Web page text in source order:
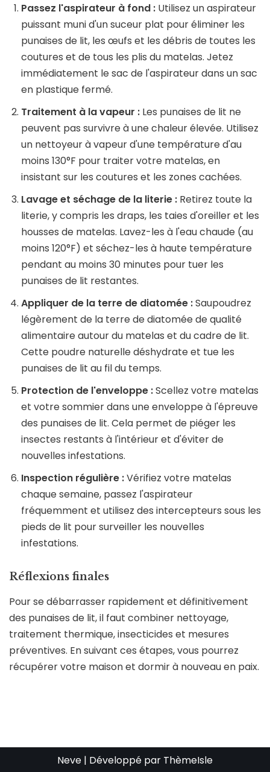
Passez l'aspirateur à fond : Utilisez un aspirateur
puissant muni d'un suceur plat pour éliminer les
punaises de lit, les œufs et les débris de toutes les
coutures et de tous les plis du matelas. Jetez
immédiatement le sac de l'aspirateur dans un sac
en plastique fermé.
Traitement à la vapeur : Les punaises de lit ne
peuvent pas survivre à une chaleur élevée. Utilisez
un nettoyeur à vapeur d'une température d'au
moins 130°F pour traiter votre matelas, en
insistant sur les coutures et les zones cachées.
Lavage et séchage de la literie : Retirez toute la
literie, y compris les draps, les taies d'oreiller et les
housses de matelas. Lavez-les à l'eau chaude (au
moins 120°F) et séchez-les à haute température
pendant au moins 30 minutes pour tuer les
punaises de lit restantes.
Appliquer de la terre de diatomée :Saupoudrez
légèrement de la terre de diatomée de qualité
alimentaire autour du matelas et du cadre de lit.
Cette poudre naturelle déshydrate et tue les
punaises de lit au fil du temps.
Protection de l'enveloppe :Scellez votre matelas
et votre sommier dans une enveloppe à l'épreuve
des punaises de lit. Cela permet de piéger les
insectes restants à l'intérieur et d'éviter de
nouvelles infestations.
Inspection régulière :Vérifiez votre matelas
chaque semaine, passez l'aspirateur
fréquemment et utilisez des intercepteurs sous les
pieds de lit pour surveiller les nouvelles
infestations.
Réflexions finales
Pour se débarrasser rapidement et définitivement
des punaises de lit, il faut combiner nettoyage,
traitement thermique, insecticides et mesures
préventives. En suivant ces étapes, vous pourrez
récupérer votre maison et dormir à nouveau en paix.
Neve | Développé par ThèmeIsle